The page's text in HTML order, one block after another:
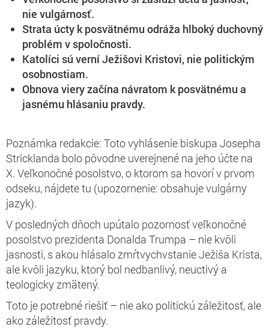
nie vulgárnosť.
Strata úcty k posvätnému odráža hlboký duchovný
problém v spoločnosti.
Katolíci sú verní Ježišovi Kristovi, nie politickým
osobnostiam.
Obnova viery začína návratom k posvätnému a
jasnému hlásaniu pravdy.
Poznámka redakcie: Toto vyhlásenie biskupa Josepha
Stricklanda bolo pôvodne uverejnené na jeho účte na
X. Veľkonočné posolstvo, o ktorom sa hovorí v prvom
odseku, nájdete tu (upozornenie: obsahuje vulgárny
jazyk).
V posledných dňoch upútalo pozornosť veľkonočné
posolstvo prezidenta Donalda Trumpa – nie kvôli
jasnosti, s akou hlásalo zmŕtvychvstanie Ježiša Krista,
ale kvôli jazyku, ktorý bol nedbanlivý, neuctivý a
teologicky zmätený.
Toto je potrebné riešiť – nie ako politickú záležitosť, ale
ako záležitosť pravdy.